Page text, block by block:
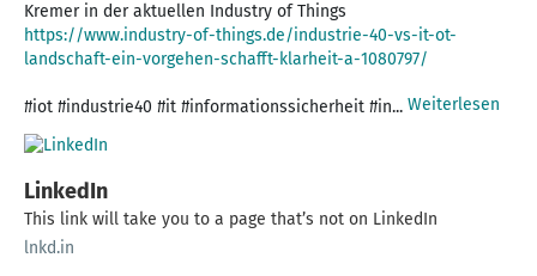
https://www.industry-of-things.de/industrie-40-vs-it-ot-
landschaft-ein-vorgehen-schafft-klarheit-a-1080797/
#iot #industrie40 #it #informationssicherheit #in... Weiterlesen
LinkedIn
This link will take you to a page that’s not on LinkedIn
lnkd.in